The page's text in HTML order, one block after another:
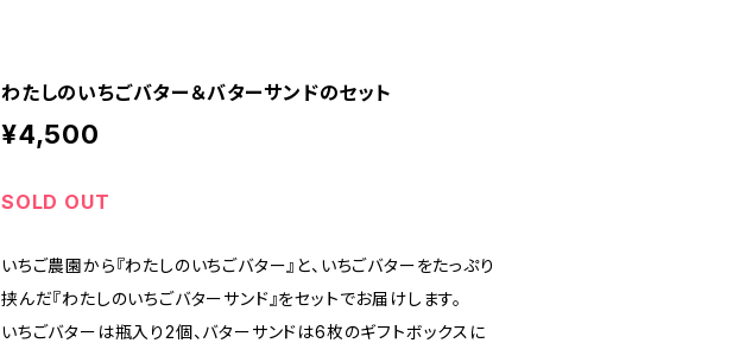
わたしのいちごバター＆バターサンドのセット
¥4,500
SOLD OUT
いちご農園から『わたしのいちごバター』と、いちごバターをたっぷり
挟んだ『わたしのいちごバターサンド』をセットでお届けします。
いちごバターは瓶入り2個、バターサンドは6枚のギフトボックスに